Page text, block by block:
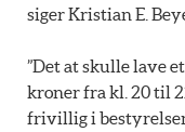
siger Kristian E.
”Det at skulle lave
kroner fra kl. 20 til
frivillig i